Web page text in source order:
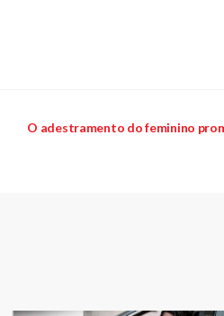
O adestramento do feminino